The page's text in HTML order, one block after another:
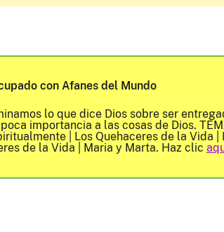
con Afanes del Mundo
lo que dice Dios sobre ser
importancia a las cosas de Dios.
| Los Quehaceres de la Vida
de la Vida | Maria y Marta. Haz clic